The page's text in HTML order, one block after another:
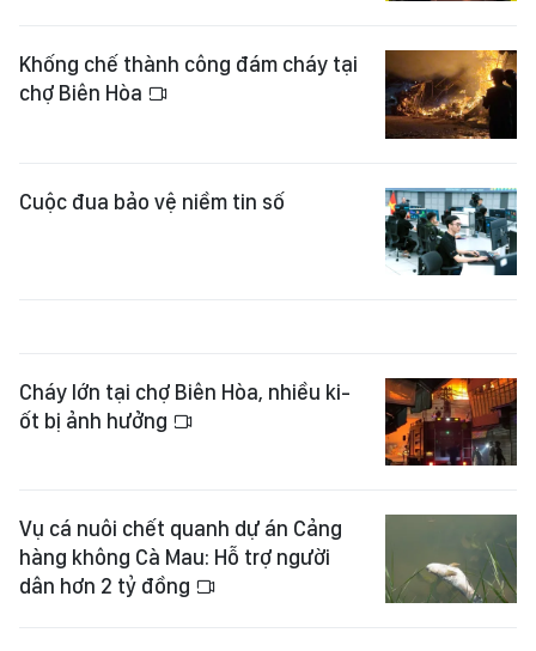
Khống chế thành công đám cháy tại
chợ Biên Hòa
Cuộc đua bảo vệ niềm tin số
Cháy lớn tại chợ Biên Hòa, nhiều ki-
ốt bị ảnh hưởng
Vụ cá nuôi chết quanh dự án Cảng
hàng không Cà Mau: Hỗ trợ người
dân hơn 2 tỷ đồng